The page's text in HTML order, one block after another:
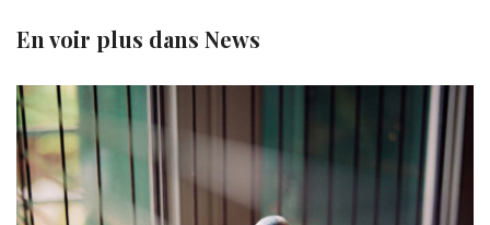
En voir plus dans News